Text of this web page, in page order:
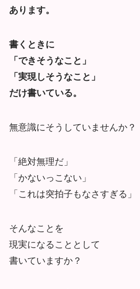
あります。
書くときに
「できそうなこと」
「実現しそうなこと」
だけ書いている。
無意識にそうしていませんか？
「絶対無理だ」
「かないっこない」
「これは突拍子もなさすぎる」
そんなことを
現実になることとして
書いていますか？